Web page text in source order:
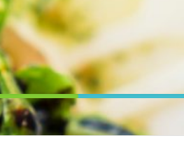
ПЕЧИ. ДИЕТИЧЕСКОЕ ПИТАНИЕ